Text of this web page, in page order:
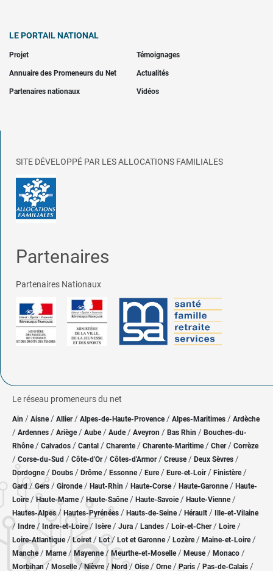
LE PORTAIL NATIONAL
Projet Témoignages
Annuaire des Promeneurs du Net Actualités
Partenaires nationaux Vidéos
SITE DÉVELOPPÉ PAR LES ALLOCATIONS FAMILIALES
Partenaires
Partenaires Nationaux
Le réseau promeneurs du net
Ain / Aisne/ Allier/ Alpes-de-Haute-Provence / Alpes-Maritimes / Ardèche
/ Ardennes / Ariège/ Aube/ Aude / Aveyron / Bas Rhin / Bouches-du-
Rhône/ Calvados / Cantal / Charente / Charente-Maritime/ Cher / Corrèze
/ Corse-du-Sud / Côte-d'Or / Côtes-d'Armor/ Creuse/ Deux Sèvres /
Dordogne/ Doubs / Drôme/ Essonne / Eure/ Eure-et-Loir / Finistère/
Gard/Gers / Gironde/ Haut-Rhin / Haute-Corse/ Haute-Garonne/ Haute-
Loire/Haute-Marne/ Haute-Saône/ Haute-Savoie/ Haute-Vienne/
Hautes-Alpes/ Hautes-Pyrénées / Hauts-de-Seine/ Hérault / Ille-et-Vilaine
/ Indre/ Indre-et-Loire/ Isère/ Jura / Landes / Loir-et-Cher/ Loire/
Loire-Atlantique/ Loiret / Lot/ Lot et Garonne/ Lozère / Maine-et-Loire/
Manche/ Marne/ Mayenne/ Meurthe-et-Moselle/ Meuse/ Monaco /
Morbihan/ Moselle/ Nièvre / Nord/ Oise / Orne/Paris / Pas-de-Calais /